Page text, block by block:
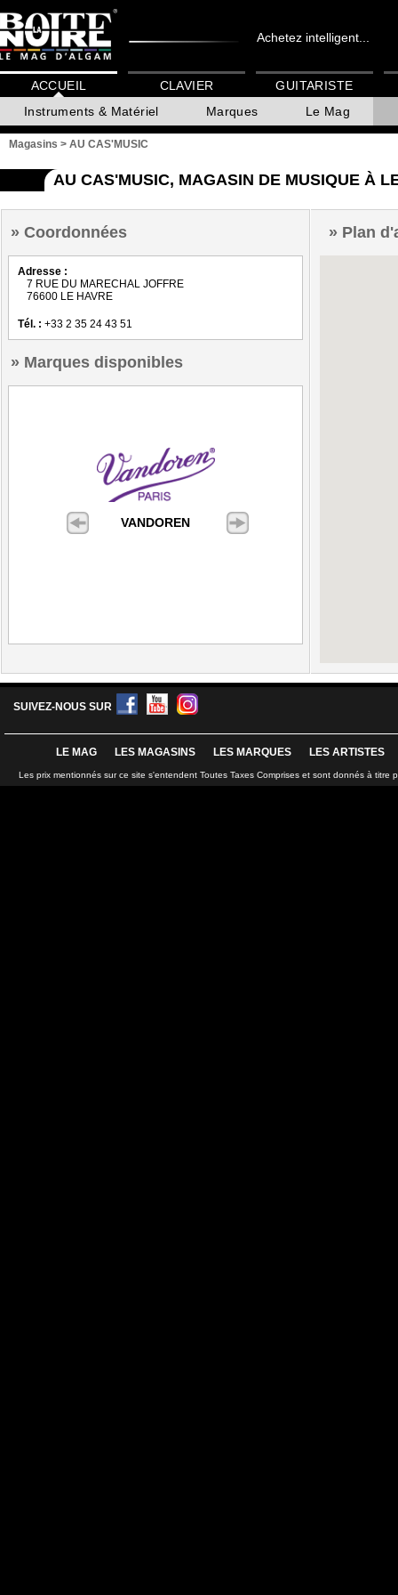
Achetez intelligent...
ACCUEIL
Instruments & Matériel
Marques Le Mag
CLAVIER GUITARISTE
Magasins > AU CAS'MUSIC
AU CAS'MUSIC, MAGASIN DE MUSIQUE À
Coordonnées
Adresse :
7 RUE DU MARECHAL JOFFRE
76600 LE HAVRE
Tél. : +33 2 35 24 43 51
Marques disponibles
VANDOREN
Plan
SUIVEZ-NOUS SUR
LE MAG LES MAGASINS LES MARQUES LES ARTISTES
Les prix mentionnés sur ce site s'entendent Toutes Taxes Comprises et sont donnés à